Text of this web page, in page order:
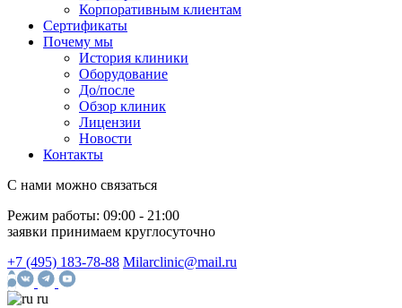
Корпоративным клиентам
Сертификаты
Почему мы
История клиники
Оборудование
До/после
Обзор клиник
Лицензии
Новости
Контакты
С нами можно связаться
Режим работы: 09:00 - 21:00
заявки принимаем круглосуточно
+7 (495) 183-78-88 Milarclinic@mail.ru
ru